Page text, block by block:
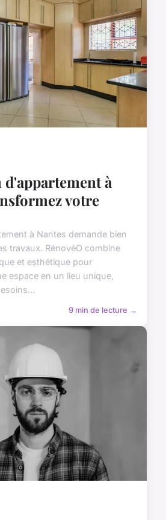
à
votre
à Nantes demande bien
travaux. RénovéO combine
et esthétique pour
espace en un lieu unique,
9 min de lecture →